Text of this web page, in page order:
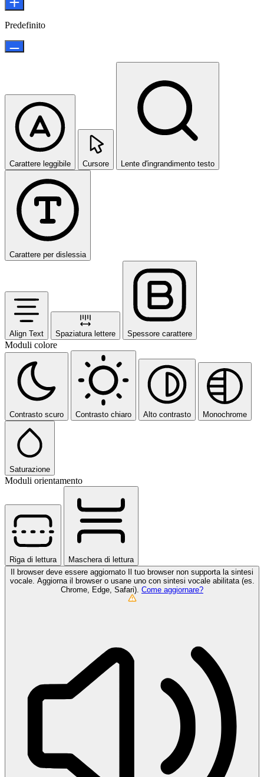
Predefinito
Carattere leggibile Cursore Lente d'ingrandimento testo
Carattere per dislessia
Align Text Spaziatura lettere Spessore carattere
Moduli colore
Contrasto scuro Contrasto chiaro Alto contrasto Monochrome
Saturazione
Moduli orientamento
Riga di lettura
Maschera di lettura
Il browser deve essere aggiornato
Il tuo browser non supporta la sintesi
vocale. Aggiorna il browser o usane uno con sintesi vocale abilitata (es.
Chrome, Edge, Safari). Come aggiornare?